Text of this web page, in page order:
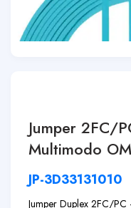
Jumper 2FC/
Multimodo
JP-3D33131010
Jumper Duplex 2FC/